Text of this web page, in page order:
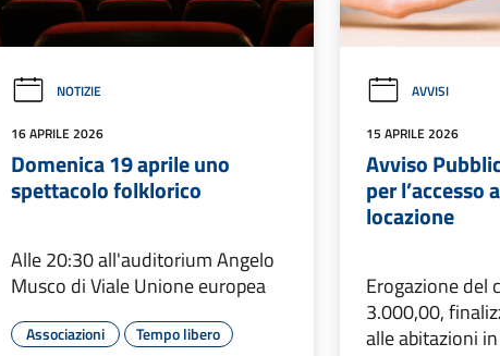
NOTIZIE
16 APRILE 2026
Domenica 19 aprile uno
spettacolo folklorico
Alle 20:30 all'auditorium Angelo
Musco di Viale Unione europea
Associazioni Tempo libero
AVVISI
15 APRILE 2026
Avviso
per l’accesso
locazione
Erogazione del
3.000,00,
alle abitazioni